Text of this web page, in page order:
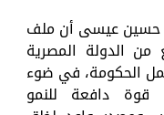
حسين عيسى أن ملف
من الدولة المصرية
الحكومة، في ضوء
قوة دافعة للنمو